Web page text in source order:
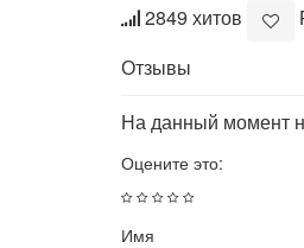
2849 хитов
Отзывы
На данный момент
Оцените это:
Имя